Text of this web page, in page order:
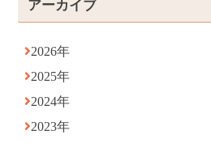
アーカイブ
2026年
2025年
2024年
2023年